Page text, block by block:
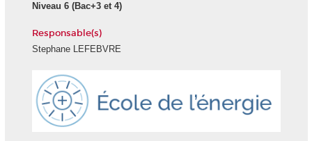
Niveau 6(Bac+3 et 4)
Responsable(s)
Stephane LEFEBVRE